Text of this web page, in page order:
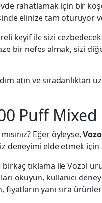
rahatlamak için bir
elinize tam oturuyor
keyif ile sizi
bir nefes almak, sizi
atın ve
Puff
Eğer öyleyse,
deneyimi elde etmek
tıklama ile Vozol
okuyun, kullanıcı
fiyatların yanı sıra